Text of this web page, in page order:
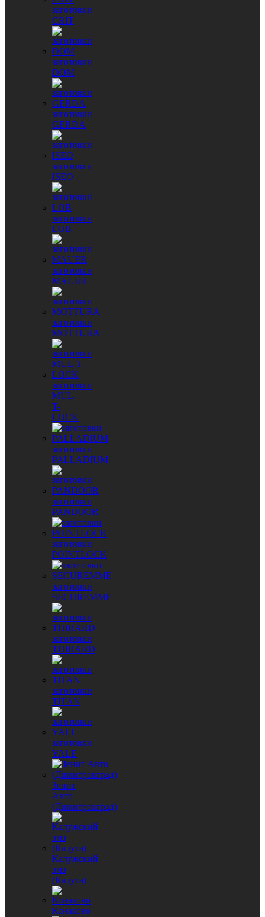
заготовки
CRIT
заготовки
DOM
заготовки
GERDA
заготовки
ISEO
заготовки
LOB
заготовки
MAUER
заготовки
MOTTURA
заготовки
MUL-
T-
LOCK
заготовки
PALLADIUM
заготовки
PANDOOR
заготовки
POINTLOCK
заготовки
SECUREMME
заготовки
THIRARD
заготовки
TITAN
заготовки
YALE
Зенит
Авто
(Димитровград)
Калужский
эмз
(Калуга)
Конаково